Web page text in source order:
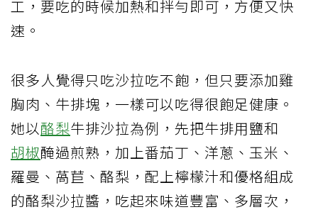
工，要吃的時候加熱和拌勻即可，方便又快
速。
很多人覺得只吃沙拉吃不飽，但只要添加雞
胸肉、牛排塊，一樣可以吃得很飽足健康。
她以酪梨牛排沙拉為例，先把牛排用鹽和
胡椒醃過煎熟，加上番茄丁、洋蔥、玉米、
羅曼、萵苣、酪梨，配上檸檬汁和優格組成
的酪梨沙拉醬，吃起來味道豐富、多層次，